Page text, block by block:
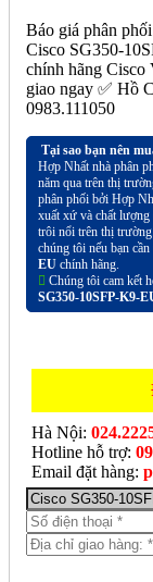
Báo giá phân phối
Cisco SG350-
chính hãng
giao ngay ✅ Hồ
0983.111050
Tại sao bạn nên
Hợp Nhất nhà phân
năm qua trên thị
phân phối bởi Hợp
xuất xứ và chất
trôi nổi trên thị
chúng tôi nếu bạn
EU chính hãng.
Chúng tôi cam kết
SG350-10SFP-K9-
Hà Nội:
Hotline hỗ trợ:
Email đặt hàng: